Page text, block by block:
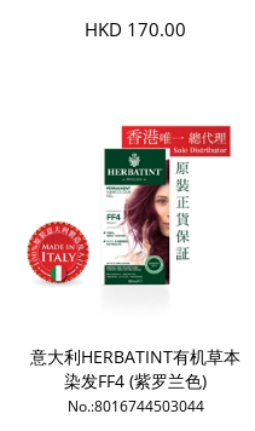
HKD 170.00
意大利HERBATINT有机草本
染发FF4 (紫罗兰色)
No.:8016744503044